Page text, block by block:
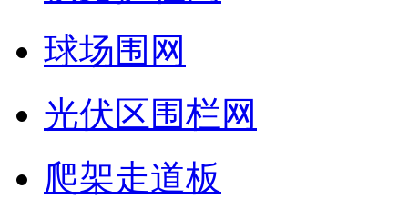
球场围网
光伏区围栏网
爬架走道板